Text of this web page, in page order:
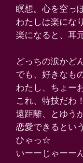
瞑想。心を空っ
わたしは楽にな
楽になると、耳
どっちの涙かど
でも、好きなも
わたし、ちょー
これ、特技だわ
遠距離、とゆう
恋愛できるとい
ひゃっ☆
いーーじゃーー